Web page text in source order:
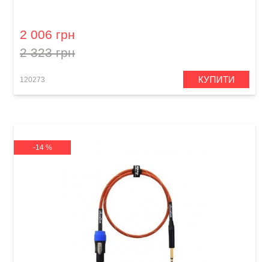
2 006 грн
2 323 грн
120273 КУПИТИ
-14 %